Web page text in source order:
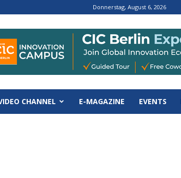
Donnerstag, August 6, 2026
CHANNEL E-MAGAZINE EVENTS